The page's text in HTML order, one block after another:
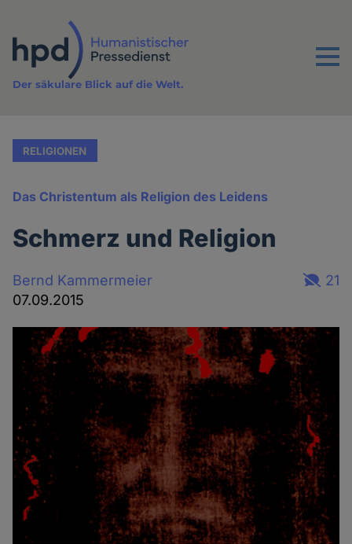
Inhalt
Menu
Der säkulare Blick auf die Welt.
RELIGIONEN
Das Christentum als Religion des Leidens
Schmerz und Religion
Bernd Kammermeier
07.09.2015
21